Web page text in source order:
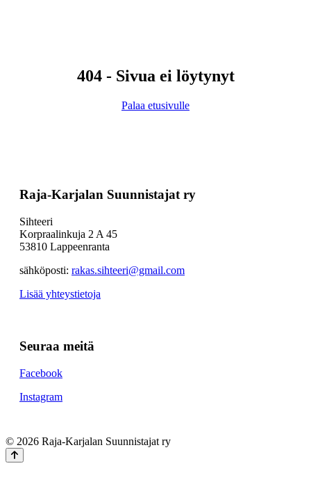
404 - Sivua ei löytynyt
Palaa etusivulle
Raja-Karjalan Suunnistajat ry
Sihteeri
Korpraalinkuja 2 A 45
53810 Lappeenranta
sähköposti: rakas.sihteeri@gmail.com
Lisää yhteystietoja
Seuraa meitä
Facebook
Instagram
© 2026 Raja-Karjalan Suunnistajat ry